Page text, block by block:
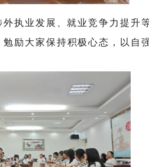
执业发展、就业竞争力提升
励大家保持积极心态，以自